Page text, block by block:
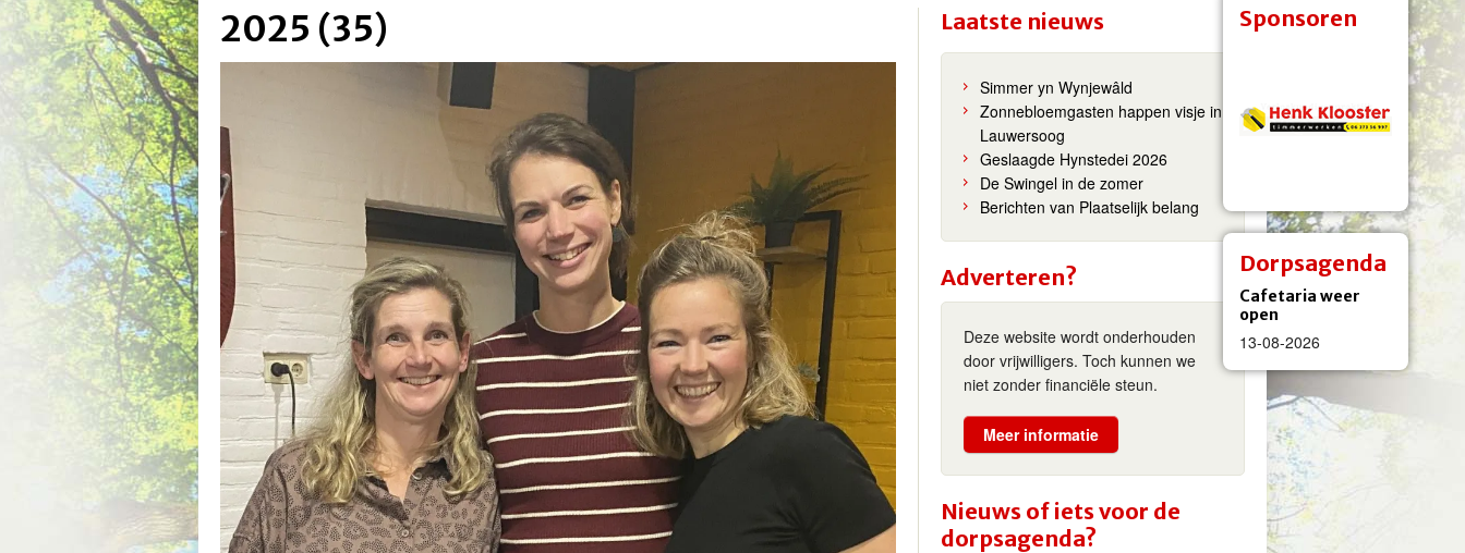
Sponsoren
Dorpsagenda
Cafetaria weer
open
13-08-2026
2025 (35) Laatste nieuws
Simmer yn Wynjewâld
Zonnebloemgasten happen visje in
Lauwersoog
Geslaagde Hynstedei 2026
De Swingel in de zomer
Berichten van Plaatselijk belang
Adverteren?
Deze website wordt onderhouden
door vrijwilligers. Toch kunnen we
niet zonder financiële steun.
Meer informatie
Nieuws of iets voor de
dorpsagenda?